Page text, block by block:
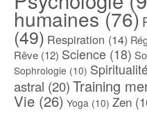
humaines(76)
(49) Respiration (14)
Rêve (12) Science (18)
Sophrologie (10) Spiritualité
astral (20)Training
Vie (26) Yoga (10) Zen